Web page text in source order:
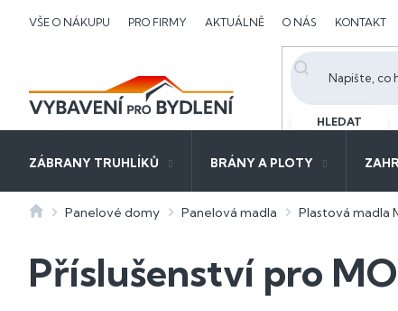
VŠE O NÁKUPU PRO FIRMY AKTUÁLNĚ O NÁS KONTAKT
HLEDAT
ZÁBRANY TRUHLÍKŮ BRÁNY A PLOTY
DomůPanelové domy Panelová madla Plastová madla
Příslušenství pro